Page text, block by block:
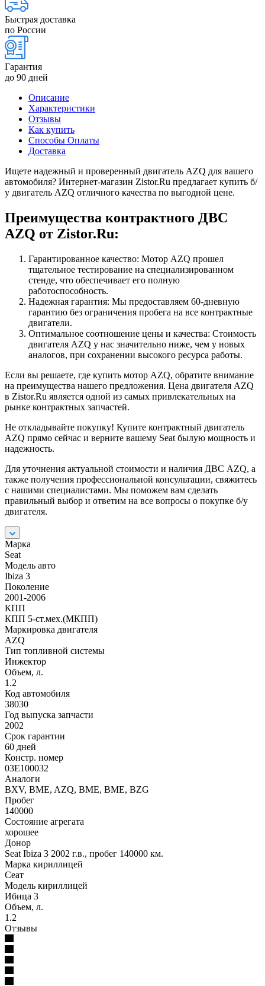
Быстрая доставка
по России
Гарантия
до 90 дней
Описание
Характеристики
Отзывы
Как купить
Способы Оплаты
Доставка
Ищете надежный и проверенный двигатель AZQ для вашего
автомобиля? Интернет-магазин Zistor.Ru предлагает купить б/
у двигатель AZQ отличного качества по выгодной цене.
Преимущества контрактного ДВС
AZQ от Zistor.Ru:
Гарантированное качество: Мотор AZQ прошел
тщательное тестирование на специализированном
стенде, что обеспечивает его полную
работоспособность.
Надежная гарантия: Мы предоставляем 60-дневную
гарантию без ограничения пробега на все контрактные
двигатели.
Оптимальное соотношение цены и качества: Стоимость
двигателя AZQ у нас значительно ниже, чем у новых
аналогов, при сохранении высокого ресурса работы.
Если вы решаете, где купить мотор AZQ, обратите внимание
на преимущества нашего предложения. Цена двигателя AZQ
в Zistor.Ru является одной из самых привлекательных на
рынке контрактных запчастей.
Не откладывайте покупку! Купите контрактный двигатель
AZQ прямо сейчас и верните вашему Seat былую мощность и
надежность.
Для уточнения актуальной стоимости и наличия ДВС AZQ, а
также получения профессиональной консультации, свяжитесь
с нашими специалистами. Мы поможем вам сделать
правильный выбор и ответим на все вопросы о покупке б/у
двигателя.
Марка
Seat
Модель авто
Ibiza 3
Поколение
2001-2006
КПП
КПП 5-ст.мех.(МКПП)
Маркировка двигателя
AZQ
Тип топливной системы
Инжектор
Объем, л.
1.2
Код автомобиля
38030
Год выпуска запчасти
2002
Срок гарантии
60 дней
Констр. номер
03E100032
Аналоги
BXV, BME, AZQ, BME, BME, BZG
Пробег
140000
Состояние агрегата
хорошее
Донор
Seat Ibiza 3 2002 г.в., пробег 140000 км.
Марка кириллицей
Сеат
Модель кириллицей
Ибица 3
Объем, л.
1.2
Отзывы